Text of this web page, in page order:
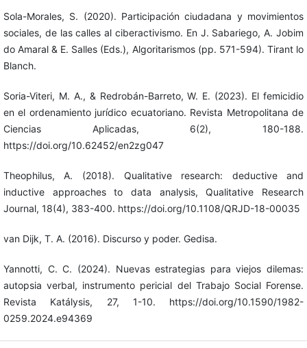
Sola-Morales, S. (2020). Participación ciudadana y movimientos
sociales, de las calles al ciberactivismo. En J. Sabariego, A. Jobim
do Amaral & E. Salles (Eds.), Algoritarismos (pp. 571-594). Tirant lo
Blanch.
Soria-Viteri, M. A., & Redrobán-Barreto, W. E. (2023). El femicidio
en el ordenamiento jurídico ecuatoriano. Revista Metropolitana de
Ciencias Aplicadas, 6(2), 180-188.
https://doi.org/10.62452/en2zg047
Theophilus, A. (2018). Qualitative research: deductive and
inductive approaches to data analysis, Qualitative Research
Journal, 18(4), 383-400. https://doi.org/10.1108/QRJD-18-00035
van Dijk, T. A. (2016). Discurso y poder. Gedisa.
Yannotti, C. C. (2024). Nuevas estrategias para viejos dilemas:
autopsia verbal, instrumento pericial del Trabajo Social Forense.
Revista Katálysis, 27, 1-10. https://doi.org/10.1590/1982-
0259.2024.e94369